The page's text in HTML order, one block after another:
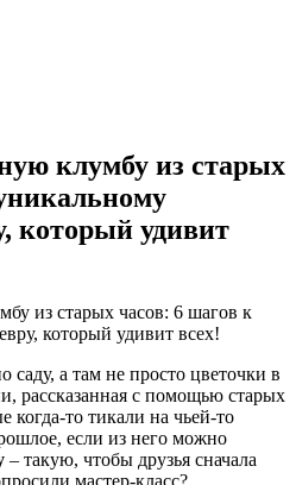
клумбу из старых
который удивит
саду, а там не просто цветочки в
рассказанная с помощью старых
когда-то тикали на чьей-то
если из него можно
– такую, чтобы друзья сначала
мастер-класс?